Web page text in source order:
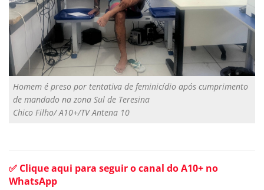
Homem é preso por tentativa de feminicídio após cumprimento
de mandado na zona Sul de Teresina
Chico Filho/ A10+/TV Antena 10
✅ Clique aqui para seguir o canal do A10+ no
WhatsApp